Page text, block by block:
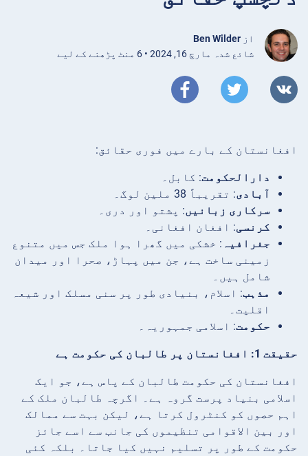
از Ben Wilder
شائع شدہ مارچ 16, 2024 • 6 منٹ پڑھنے کے لیے
افغانستان کے بارے میں فوری حقائق:
دارالحکومت: کابل۔
آبادی: تقریباً 38 ملین لوگ۔
سرکاری زبانیں: پشتو اور دری۔
کرنسی: افغان افغانی۔
جغرافیہ : خشکی میں گھرا ہوا ملک جس میں متنوع
زمینی ساخت ہے، جن میں پہاڑ، صحرا اور میدان
شامل ہیں۔
مذہب: اسلام، بنیادی طور پر سنی مسلک اور شیعہ
اقلیت۔
حکومت: اسلامی جمہوریہ۔
حقیقت 1: افغانستان پر طالبان کی حکومت ہے
افغانستان کی حکومت طالبان کے پاس ہے، جو ایک
اسلامی بنیاد پرست گروہ ہے۔ اگرچہ طالبان ملک کے
اہم حصوں کو کنٹرول کرتا ہے، لیکن بہت سے ممالک
اور بین الاقوامی تنظیموں کی جانب سے اسے جائز
حکومت کے طور پر تسلیم نہیں کیا جاتا۔ بلکہ کئی